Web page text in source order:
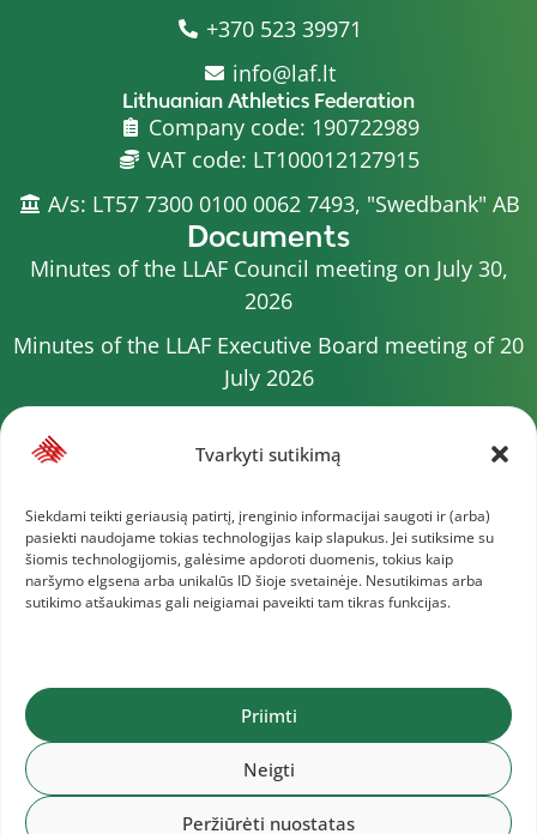
Tvarkyti sutikimą
Siekdami teikti geriausią patirtį, įrenginio informacijai saugoti ir (arba)
pasiekti naudojame tokias technologijas kaip slapukus. Jei sutiksime su
šiomis technologijomis, galėsime apdoroti duomenis, tokius kaip
naršymo elgsena arba unikalūs ID šioje svetainėje. Nesutikimas arba
sutikimo atšaukimas gali neigiamai paveikti tam tikras funkcijas.
Priimti
Neigti
Peržiūrėti nuostatas
+370 523 39971
info@laf.lt
Lithuanian Athletics Federation
Company code: 190722989
VAT code: LT100012127915
A/s: LT57 7300 0100 0062 7493, "Swedbank" AB
Documents
Minutes of the LLAF Council meeting on July 30,
2026
Minutes of the LLAF Executive Board meeting of 20
July 2026
2026
Minutes of the LLAF Council meeting of 4 July 2026
Minutes of the meeting of the Executive
Committee of 1 July 2025
Lithuanian Athletics Federation © 2025